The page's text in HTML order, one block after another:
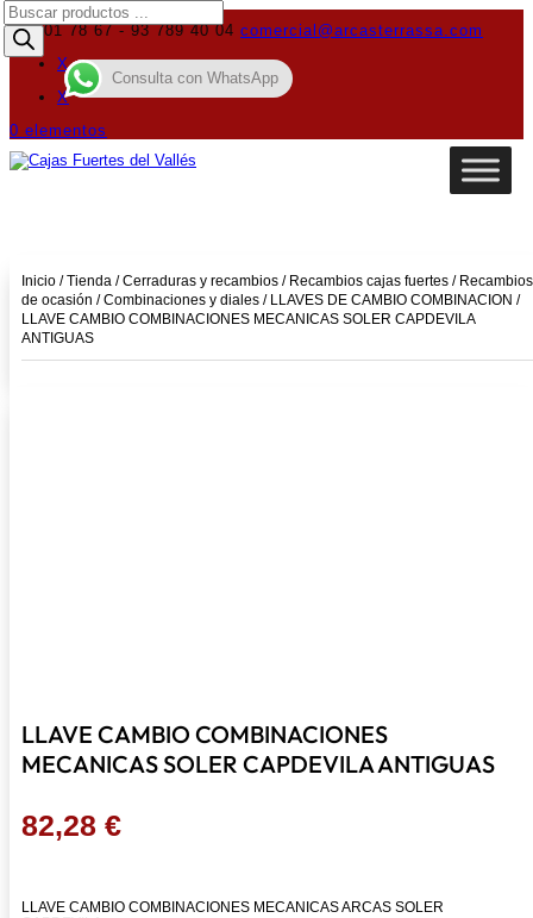
619 01 78 67 - 93 789 40 04 comercial@arcasterrassa.com
X
X
0 elementos
Búsqueda
de
productos
Inicio /Tienda /Cerraduras y recambios / Recambios cajas fuertes / Recambios
de ocasión /Combinaciones y diales / LLAVES DE CAMBIO COMBINACION /
LLAVE CAMBIO COMBINACIONES MECANICAS SOLER CAPDEVILA
ANTIGUAS
LLAVE CAMBIO COMBINACIONES
MECANICAS SOLER CAPDEVILA ANTIGUAS
82,28 €
LLAVE CAMBIO COMBINACIONES MECANICAS ARCAS SOLER
Consulta con WhatsApp